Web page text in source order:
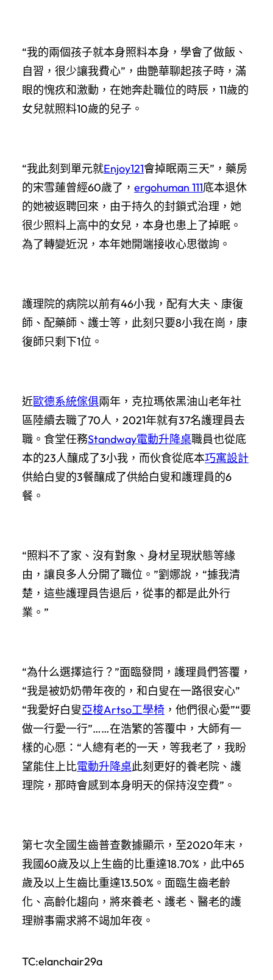
“我的兩個孩子就本身照料本身，學會了做飯、
自習，很少讓我費心”，曲艷華聊起孩子時，滿
眼的愧疚和激動，在她奔赴職位的時辰，11歲的
女兒就照料10歲的兒子。
“我此刻到單元就Enjoy121會掉眠兩三天”，藥房
的宋雪蓮曾經60歲了， ergohuman 111底本退休
的她被返聘回來，由于持久的封鎖式治理，她
很少照料上高中的女兒，本身也患上了掉眠。
為了轉變近況，本年她開端接收心思徵詢。
護理院的病院以前有46小我，配有大夫、康復
師、配藥師、護士等，此刻只要8小我在崗，康
復師只剩下1位。
近歐德系統傢俱兩年，克拉瑪依黑油山老年社
區陸續去職了70人，2021年就有37名護理員去
職。食堂任務Standway電動升降桌職員也從底
本的23人釀成了3小我，而伙食從底本巧寓設計
供給白叟的3餐釀成了供給白叟和護理員的6
餐。
“照料不了家、沒有對象、身材呈現狀態等緣
由，讓良多人分開了職位。”劉娜說，“據我清
楚，這些護理員告退后，從事的都是此外行
業。”
“為什么選擇這行？”面臨發問，護理員們答覆，
“我是被奶奶帶年夜的，和白叟在一路很安心”
“我愛好白叟亞梭Artso工學椅 ，他們很心愛”“要
做一行愛一行”……在浩繁的答覆中，大師有一
樣的心愿：“人總有老的一天，等我老了，我盼
望能住上比電動升降桌此刻更好的養老院、護
理院，那時會感到本身明天的保持沒空費”。
第七次全國生齒普查數據顯示，至2020年末，
我國60歲及以上生齒的比重達18.70%，此中65
歲及以上生齒比重達13.50%。面臨生齒老齡
化、高齡化趨向，將來養老、護老、醫老的護
理辦事需求將不竭加年夜。
TC:elanchair29a